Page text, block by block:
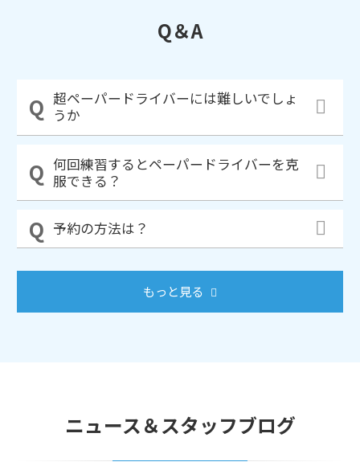
Q＆A
超ペーパードライバーには難しいでしょ
うか
何回練習するとペーパードライバーを克
服できる？
予約の方法は？
もっと見る
ニュース＆スタッフブログ